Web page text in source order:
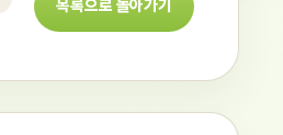
목록으로 돌아가기